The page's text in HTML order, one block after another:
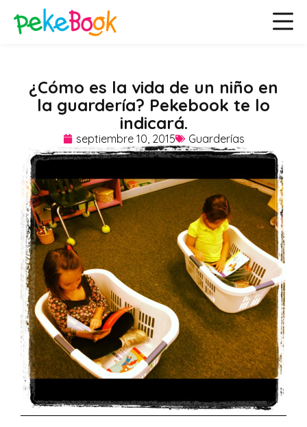
¿Cómo es la vida de un niño en
la guardería? Pekebook te lo
indicará.
septiembre 10, 2015 Guarderías